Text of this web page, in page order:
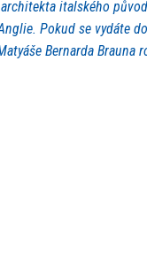
italského
Pokud se vydáte
Bernarda Brauna